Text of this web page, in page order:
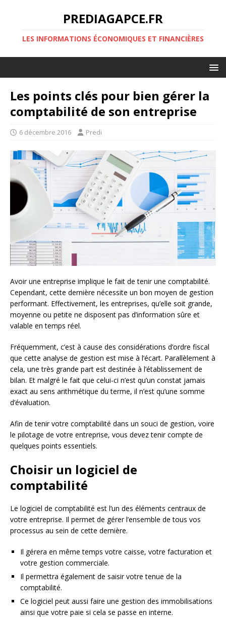
PREDIAGAPCE.FR
LES INFORMATIONS ÉCONOMIQUES ET FINANCIÈRES
Les points clés pour bien gérer la
comptabilité de son entreprise
6 décembre 2016 Predi
Avoir une entreprise implique le fait de tenir une comptabilité.
Cependant, cette dernière nécessite un bon moyen de gestion
performant. Effectivement, les entreprises, qu’elle soit grande,
moyenne ou petite ne disposent pas d’information sûre et
valable en temps réel.
Fréquemment, c’est à cause des considérations d’ordre fiscal
que cette analyse de gestion est mise à l’écart. Parallèlement à
cela, une très grande part est destinée à l’établissement de
bilan. Et malgré le fait que celui-ci n’est qu’un constat jamais
exact au sens arithmétique du terme, il n’est qu’une somme
d’évaluation.
Afin de tenir votre comptabilité dans un souci de gestion, voire
le pilotage de votre entreprise, vous devez tenir compte de
quelques points essentiels.
Choisir un logiciel de
comptabilité
Le logiciel de comptabilité est l’un des éléments centraux de
votre entreprise. Il permet de gérer l’ensemble de tous vos
processus au sein de cette dernière.
Il gérera en même temps votre caisse, votre facturation et
votre gestion commerciale.
Il permettra également de saisir votre tenue de la
comptabilité.
Ce logiciel peut aussi faire une gestion des immobilisations
ainsi que votre paie si cela se passe en interne.